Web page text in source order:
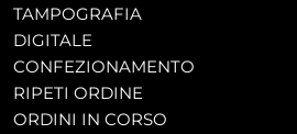
TAMPOGRAFIA
DIGITALE
CONFEZIONAMENTO
RIPETI ORDINE
ORDINI IN CORSO